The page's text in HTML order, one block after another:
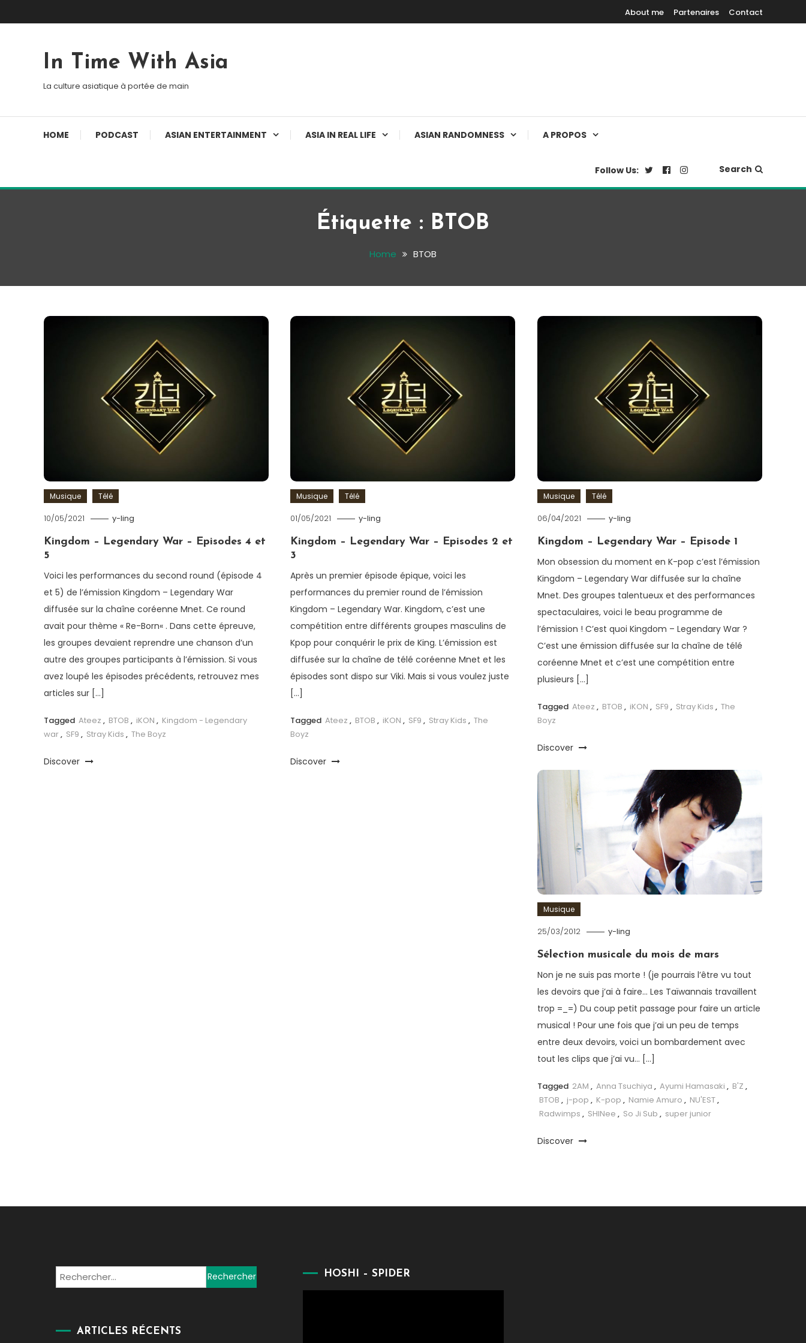
About me Partenaires Contact
In Time With Asia
La culture asiatique à portée de main
HOME PODCAST ASIAN ENTERTAINMENT ASIA IN REAL LIFE ASIAN RANDOMNESS A PROPOS
Follow Us: Search
Étiquette : BTOB
Home BTOB
Musique Télé
10/05/2021 y-ling
Kingdom – Legendary War – Episodes 4 et
5
Voici les performances du second round (épisode 4
et 5) de l’émission Kingdom – Legendary War
diffusée sur la chaîne coréenne Mnet. Ce round
avait pour thème « Re-Born« . Dans cette épreuve,
les groupes devaient reprendre une chanson d’un
autre des groupes participants à l’émission. Si vous
avez loupé les épisodes précédents, retrouvez mes
articles sur […]
Tagged Ateez , BTOB , iKON , Kingdom - Legendary
war, SF9 , Stray Kids , The Boyz
Discover
Musique Télé
01/05/2021 y-ling
Kingdom – Legendary War – Episodes 2 et
3
Après un premier épisode épique, voici les
performances du premier round de l’émission
Kingdom – Legendary War. Kingdom, c’est une
compétition entre différents groupes masculins de
Kpop pour conquérir le prix de King. L’émission est
diffusée sur la chaîne de télé coréenne Mnet et les
épisodes sont dispo sur Viki. Mais si vous voulez juste
[…]
Tagged Ateez , BTOB , iKON , SF9 , Stray Kids , The
Boyz
Discover
Musique Télé
06/04/2021 y-ling
Kingdom – Legendary War – Episode 1
Mon obsession du moment en K-pop c’est l’émission
Kingdom – Legendary War diffusée sur la chaîne
Mnet. Des groupes talentueux et des performances
spectaculaires, voici le beau programme de
l’émission ! C’est quoi Kingdom – Legendary War ?
C’est une émission diffusée sur la chaîne de télé
coréenne Mnet et c’est une compétition entre
plusieurs […]
Tagged Ateez , BTOB , iKON , SF9 , Stray Kids , The
Boyz
Discover
Musique
25/03/2012 y-ling
Sélection musicale du mois de mars
Non je ne suis pas morte ! (je pourrais l’être vu tout
les devoirs que j’ai à faire… Les Taïwannais travaillent
trop =_=) Du coup petit passage pour faire un article
musical ! Pour une fois que j’ai un peu de temps
entre deux devoirs, voici un bombardement avec
tout les clips que j’ai vu… […]
Tagged 2AM , Anna Tsuchiya , Ayumi Hamasaki , B'Z ,
BTOB , j-pop , K-pop , Namie Amuro , NU'EST,
Radwimps , SHINee , So Ji Sub , super junior
Discover
Rechercher :
ARTICLES RÉCENTS
HOSHI – SPIDER